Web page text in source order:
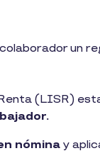
un
(LISR)
nómina y